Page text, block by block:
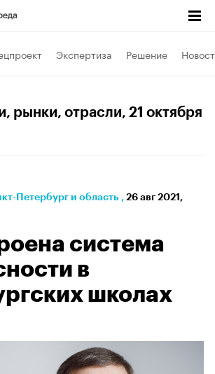
Экспертиза Решение
рынки, отрасли, 21 октября
Петербург и область , 26 авг 2021,
система
в
школах